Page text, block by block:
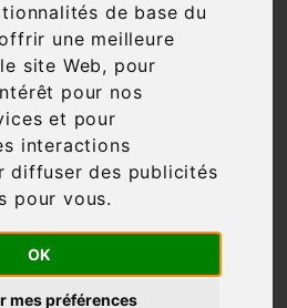
de base du
une meilleure
site Web, pour
pour nos
et pour
interactions
diffuser des publicités
pour vous.
OK
mes préférences
Filtre 1 article
